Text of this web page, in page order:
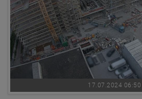
17.07.2024 06:50